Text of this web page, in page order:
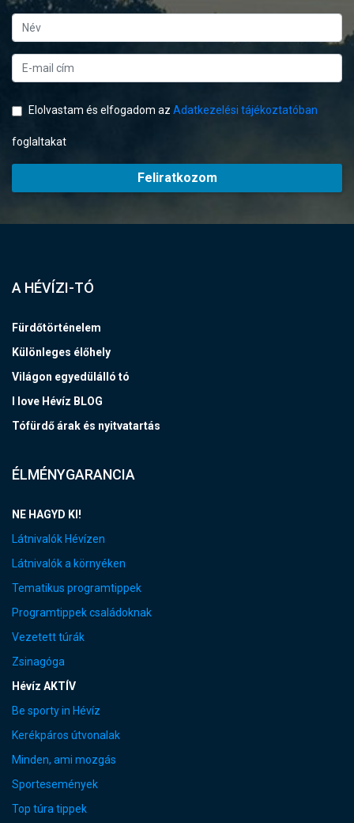
Elolvastam és elfogadom az Adatkezelési tájékoztatóban
foglaltakat
Feliratkozom
A HÉVÍZI-TÓ
Fürdőtörténelem
Különleges élőhely
Világon egyedülálló tó
I love Hévíz BLOG
Tófürdő árak és nyitvatartás
ÉLMÉNYGARANCIA
NE HAGYD KI!
Látnivalók Hévízen
Látnivalók a környéken
Tematikus programtippek
Programtippek családoknak
Vezetett túrák
Zsinagóga
Hévíz AKTÍV
Be sporty in Hévíz
Kerékpáros útvonalak
Minden, ami mozgás
Sportesemények
Top túra tippek